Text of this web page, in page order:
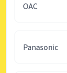
OAC
Panasonic